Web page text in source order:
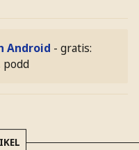
Android - gratis:
podd